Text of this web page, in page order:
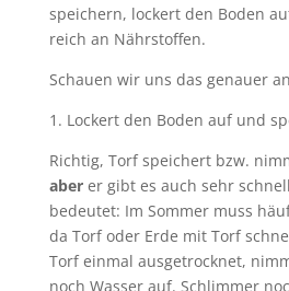
speichern, lockert den Boden
reich an Nährstoffen.
Schauen wir uns das genauer
1. Lockert den Boden auf und
Richtig, Torf speichert bzw.
aberer gibt es auch sehr
bedeutet: Im Sommer muss
da Torf oder Erde mit Torf
Torf einmal ausgetrocknet,
noch Wasser auf. Schlimmer